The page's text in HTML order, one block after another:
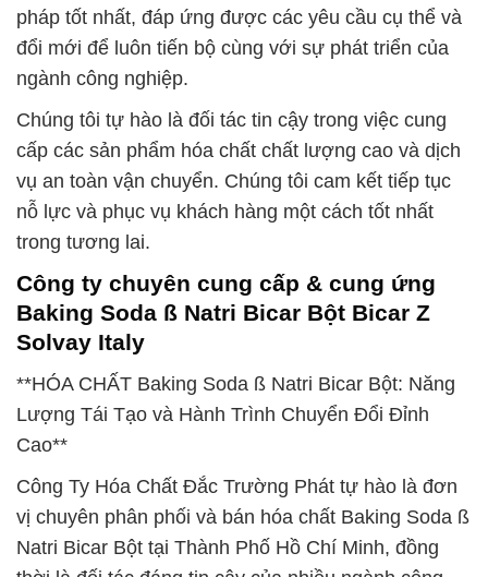
pháp tốt nhất, đáp ứng được các yêu cầu cụ thể và
đổi mới để luôn tiến bộ cùng với sự phát triển của
ngành công nghiệp.
Chúng tôi tự hào là đối tác tin cậy trong việc cung
cấp các sản phẩm hóa chất chất lượng cao và dịch
vụ an toàn vận chuyển. Chúng tôi cam kết tiếp tục
nỗ lực và phục vụ khách hàng một cách tốt nhất
trong tương lai.
Công ty chuyên cung cấp & cung ứng
Baking Soda ß Natri Bicar Bột Bicar Z
Solvay Italy
**HÓA CHẤT Baking Soda ß Natri Bicar Bột: Năng
Lượng Tái Tạo và Hành Trình Chuyển Đổi Đỉnh
Cao**
Công Ty Hóa Chất Đắc Trường Phát tự hào là đơn
vị chuyên phân phối và bán hóa chất Baking Soda ß
Natri Bicar Bột tại Thành Phố Hồ Chí Minh, đồng